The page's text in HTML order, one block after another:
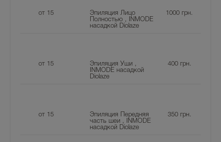
от 15
Эпиляция Лицо
Полностью , INMODE
насадкой Diolaze
1000 грн.
от 15
Эпиляция Уши ,
INMODE насадкой
Diolaze
400грн.
от 15
Эпиляция Передняя
часть шеи , INMODE
насадкой Diolaze
350грн.